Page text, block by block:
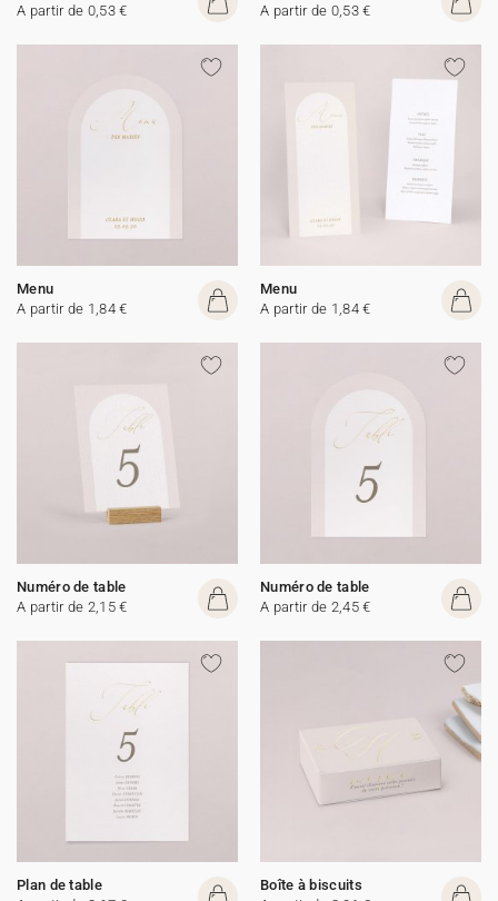
A partir de 0,53 €
A partir de 0,53 €
Menu
A partir de 1,84 €
Menu
A partir de 1,84 €
Numéro de table
A partir de 2,15 €
Numéro de table
A partir de 2,45 €
Plan de table
Boîte à biscuits